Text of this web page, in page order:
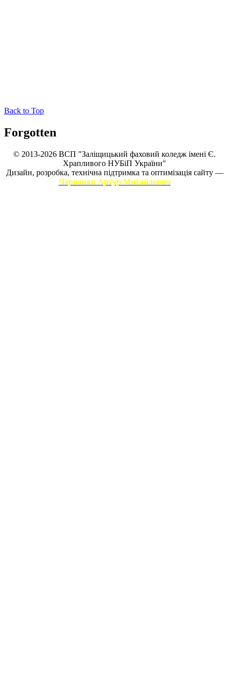
Back to Top
Forgotten
© 2013-2026 ВСП "Заліщицький фаховий коледж імені Є.
Храпливого НУБіП України"
Дизайн, розробка, технічна підтримка та оптимізація сайту —
Червоняк Артур Михайлович